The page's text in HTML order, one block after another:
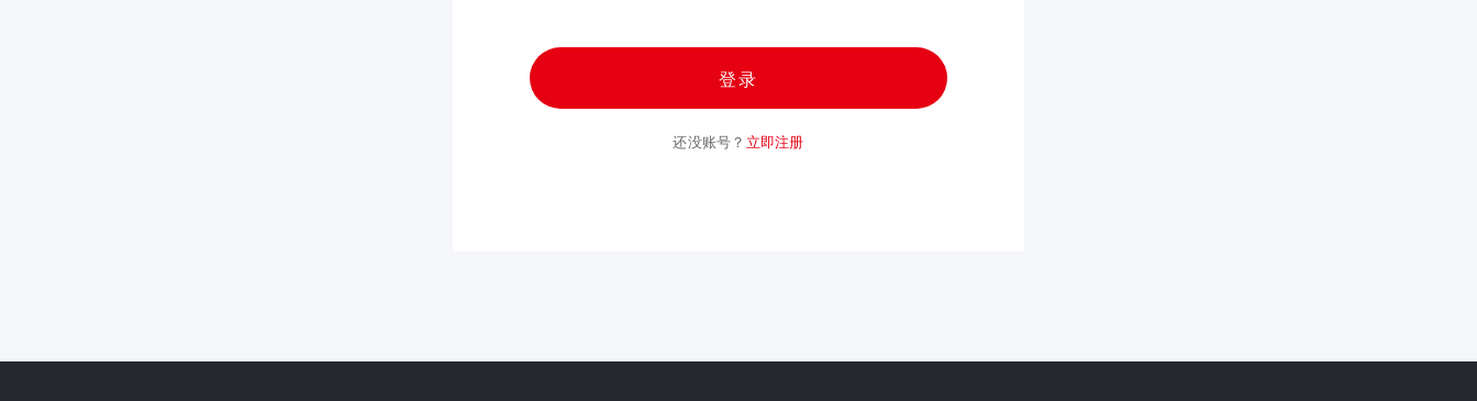
登录
还没账号？ 立即注册